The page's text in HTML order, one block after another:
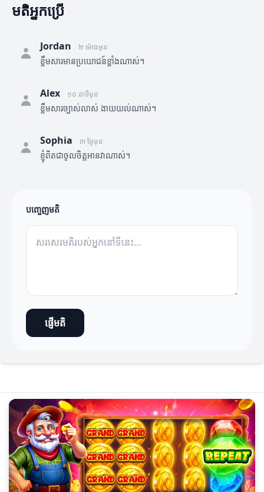
មតិអ្នកប្រើ
Jordan ២ ម៉ោងមុន
ខ្លឹមសារមានប្រយោជន៍ខ្លាំងណាស់។
Alex ១០ នាទីមុន
ខ្លឹមសារច្បាស់លាស់ ងាយយល់ណាស់។
Sophia ៣ ថ្ងៃមុន
ខ្ញុំពិតជាចូលចិត្តអានវាណាស់។
បញ្ចេញមតិ
ផ្ញើមតិ